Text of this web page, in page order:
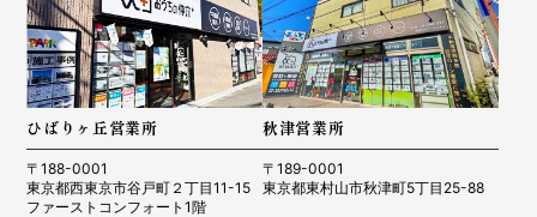
ひばりヶ丘営業所
〒188-0001
東京都西東京市谷戸町２丁目11-15
ファーストコンフォート1階
秋津営業所
〒189-0001
東京都東村山市秋津町5丁目25-88